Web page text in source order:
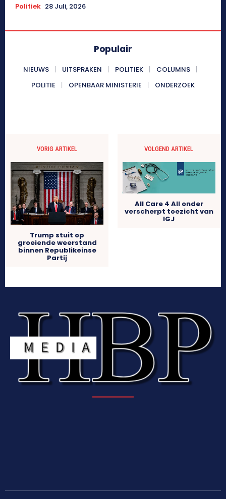
Politiek 28 Juli, 2026
Populair
NIEUWS UITSPRAKEN POLITIEK
COLUMNS
POLITIE
OPENBAAR MINISTERIE ONDERZOEK
VORIG ARTIKEL
Trump stuit op
groeiende weerstand
binnen Republikeinse
Partij
VOLGEND ARTIKEL
All Care 4 All onder
verscherpt toezicht van
IGJ